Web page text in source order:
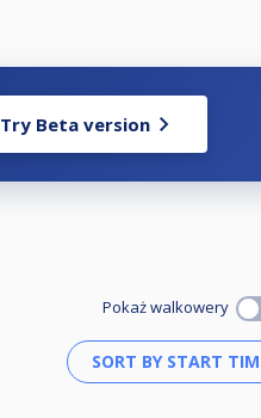
Try Beta version
Pokaż walkowery